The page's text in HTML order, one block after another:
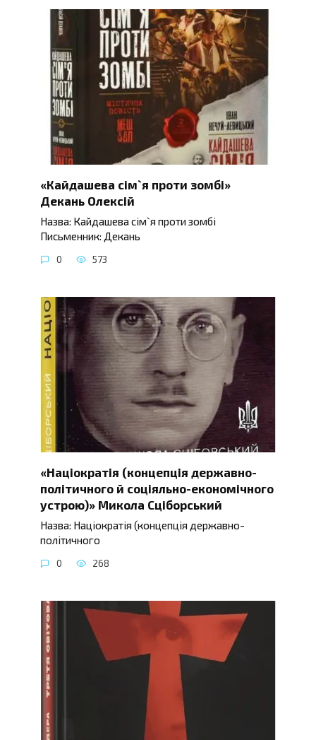
«Кайдашева сім`я проти зомбі»
Декань Олексій
Назва: Кайдашева сім`я проти зомбі
Письменник: Декань
0 573
«Націократія (концепція державно-
політичного й соціяльно-економічного
устрою)» Микола Сціборський
Назва: Націократія (концепція державно-
політичного
0 268